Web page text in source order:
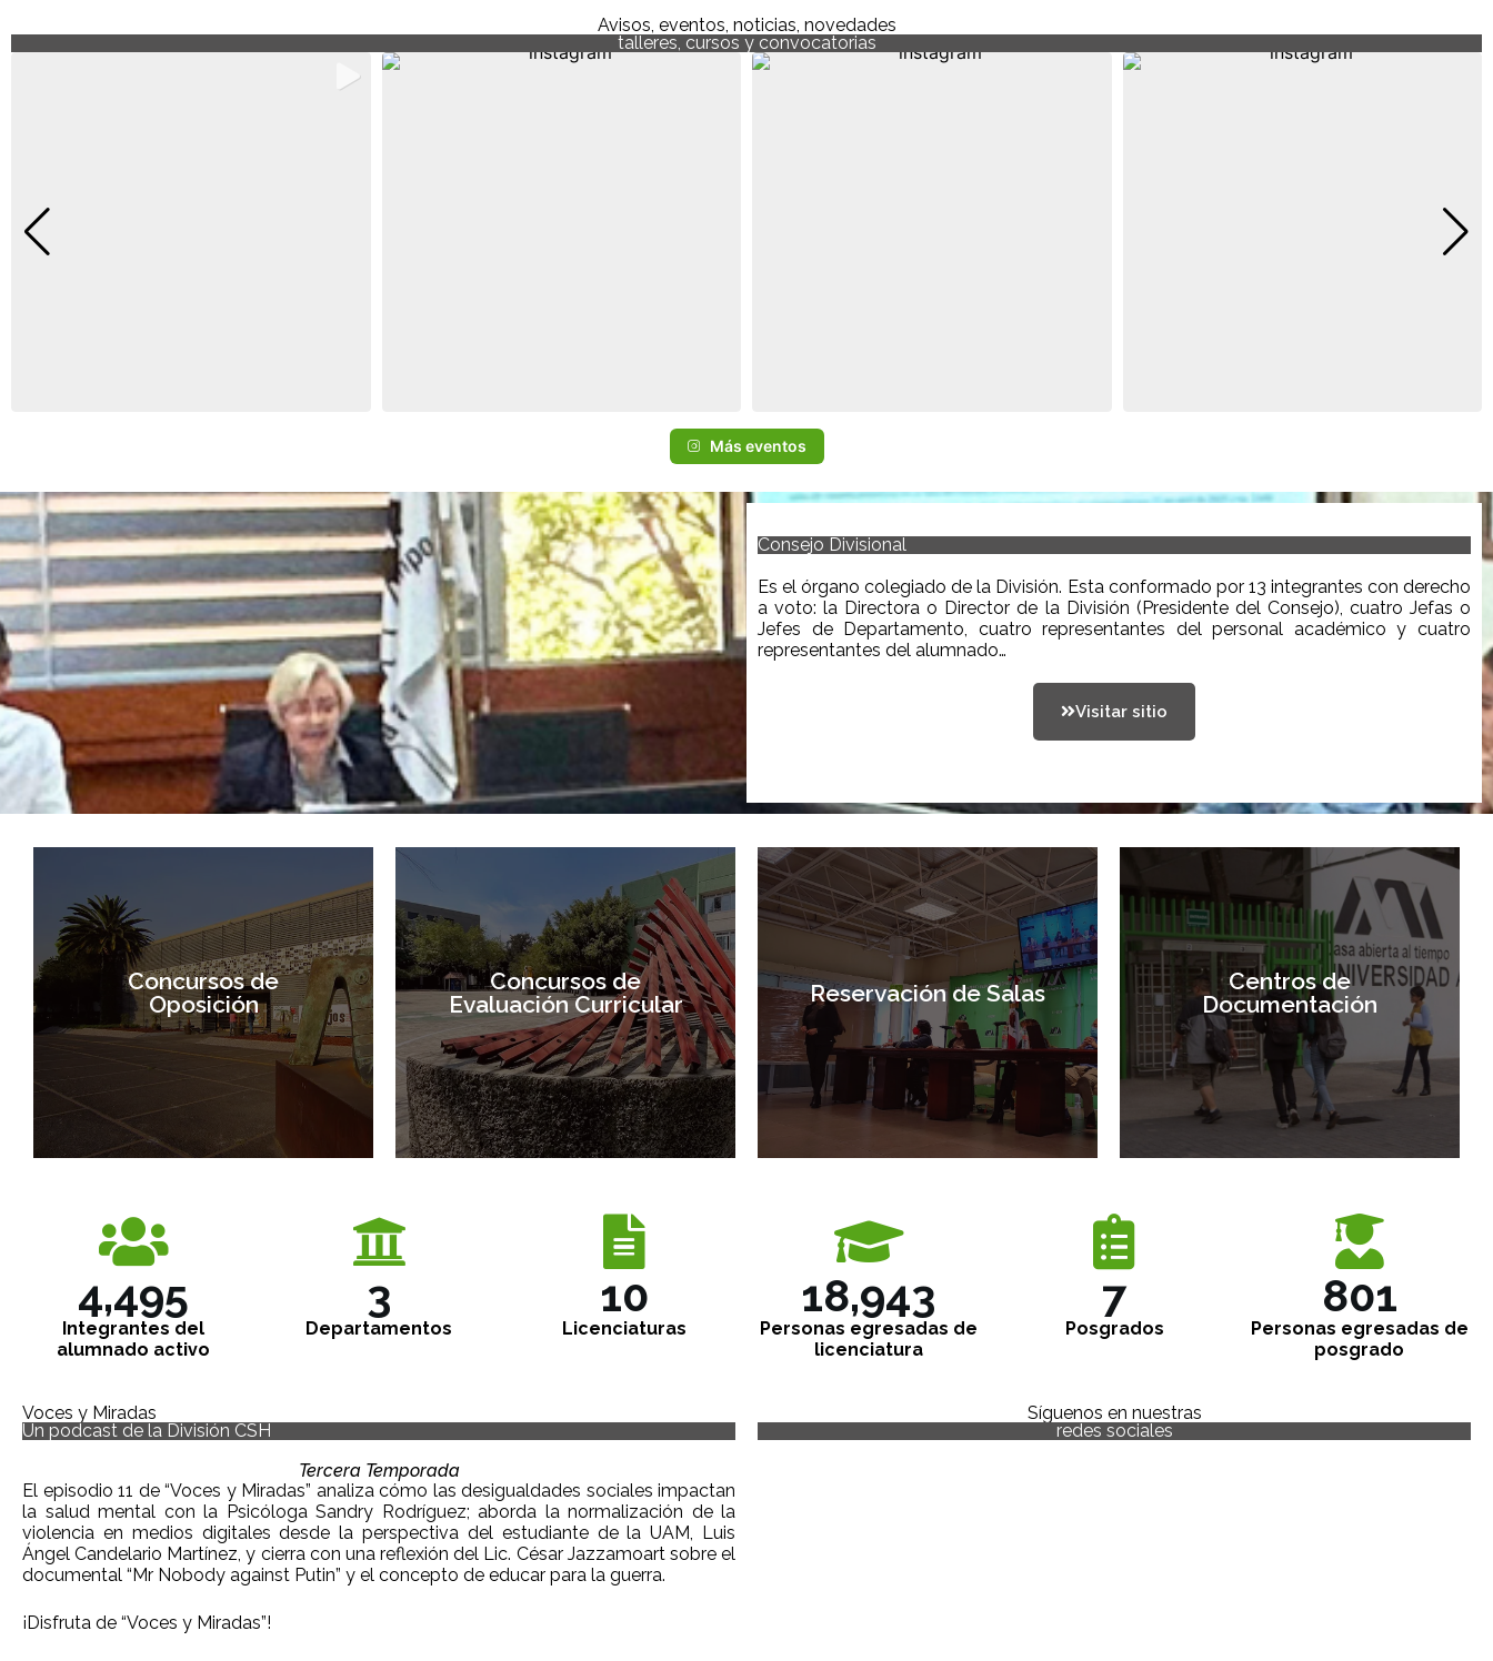
Avisos, eventos, noticias, novedades
talleres, cursos y convocatorias
Más eventos
Consejo Divisional
Es el órgano colegiado de la División. Esta conformado por 13 integrantes con derecho
a voto:la Directora o Director de la División (Presidente del Consejo), cuatro Jefas o
Jefes de Departamento, cuatro representantes del personal académico y cuatro
representantes del alumnado…
Visitar sitio
Concursos de
Oposición
Concursos de
Oposición
Entrar
Concursos de
Evaluación Curricular
Concursos de
Evaluación Curricular
Entrar
Reservación de Salas
Reservación de Salas
Entrar
Centros de
Documentación
Centros de
Documentación
Entrar
4,910
Integrantes del
alumnado activo
4
Departamentos
11
Licenciaturas
20,692
Personas egresadas de
licenciatura
7
Posgrados
875
Personas egresadas de
posgrado
Voces y Miradas
Un podcast de la División CSH
Tercera Temporada
El episodio 11 de “Voces y Miradas” analiza cómo las desigualdades sociales impactan
la salud mental con la Psicóloga Sandry Rodríguez; aborda la normalización de la
violencia en medios digitales desde la perspectiva del estudiante de la UAM, Luis
Ángel Candelario Martínez, y cierra con una reflexión del Lic. César Jazzamoart sobre el
documental “Mr Nobody against Putin” y el concepto de educar para la guerra.
¡Disfruta de “Voces y Miradas”!
Síguenos en nuestras
redes sociales